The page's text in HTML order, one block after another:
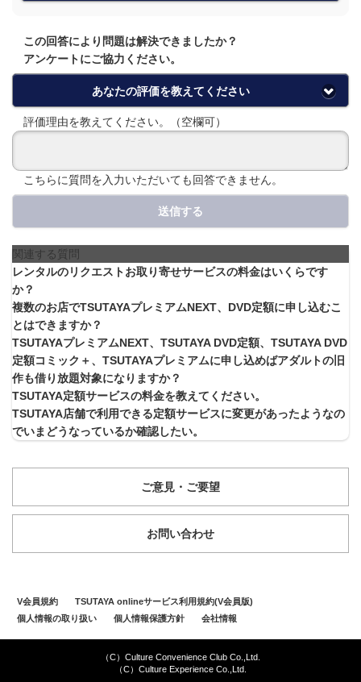
この回答により問題は解決できましたか？
アンケートにご協力ください。
あなたの評価を教えてください
評価理由を教えてください。（空欄可）
こちらに質問を入力いただいても回答できません。
送信する
関連する質問
レンタルのリクエストお取り寄せサービスの料金はいくらです
か？
複数のお店でTSUTAYAプレミアムNEXT、DVD定額に申し込むこ
とはできますか？
TSUTAYAプレミアムNEXT、TSUTAYA DVD定額、TSUTAYA DVD
定額コミック＋、TSUTAYAプレミアムに申し込めばアダルトの旧
作も借り放題対象になりますか？
TSUTAYA定額サービスの料金を教えてください。
TSUTAYA店舗で利用できる定額サービスに変更があったようなの
でいまどうなっているか確認したい。
ご意見・ご要望
お問い合わせ
V会員規約
TSUTAYA onlineサービス利用規約(V会員版)
個人情報の取り扱い
個人情報保護方針 会社情報
（C）Culture Convenience Club Co.,Ltd.
（C）Culture Experience Co.,Ltd.